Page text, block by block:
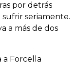
por detrás
seriamente.
a más de dos
a Forcella